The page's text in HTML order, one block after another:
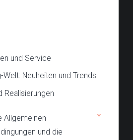
und Service
Welt: Neuheiten und Trends
Realisierungen
Allgemeinen
und die
*